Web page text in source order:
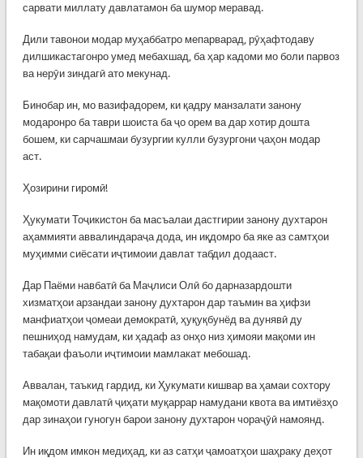
сарвати миллату давлатамон ба шумор меравад.
Дили тавонои модар муҳаббатро мепарварад, рӯҳафтодаву
дилшикастагонро умед мебахшад, ба ҳар кадоми мо боли парвоз
ва нерӯи зиндагӣ ато мекунад.
Бинобар ин, мо вазифадорем, ки қадру манзалати занону
модаронро ба таври шоиста ба ҷо орем ва дар хотир дошта
бошем, ки сарчашмаи бузургии кулли бузургони ҷаҳон модар
аст.
Ҳозирини гиромӣ!
Ҳукумати Тоҷикистон ба масъалаи дастгирии занону духтарон
аҳаммияти аввалиндараҷа дода, ин иқдомро ба яке аз самтҳои
муҳимми сиёсати иҷтимоии давлат табдил додааст.
Дар Паёми навбатӣ ба Маҷлиси Олӣ бо дарназардошти
хизматҳои арзандаи занону духтарон дар таъмин ва ҳифзи
манфиатҳои ҷомеаи демократӣ, ҳуқуқбунёд ва дунявӣ ду
пешниҳод намудам, ки ҳадаф аз онҳо низ ҳимояи мақоми ин
табақаи фаъоли иҷтимоии мамлакат мебошад.
Аввалан, таъкид гардид, ки Ҳукумати кишвар ва ҳамаи сохтору
мақомоти давлатӣ ҷиҳати муқаррар намудани квота ва имтиёзҳо
дар зинаҳои гуногун барои занону духтарон чораҷӯӣ намоянд.
Ин иқдом имкон медиҳад, ки аз сатҳи ҷамоатҳои шаҳраку деҳот